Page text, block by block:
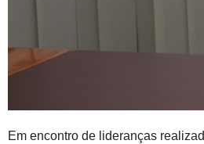
Em encontro de lideranças